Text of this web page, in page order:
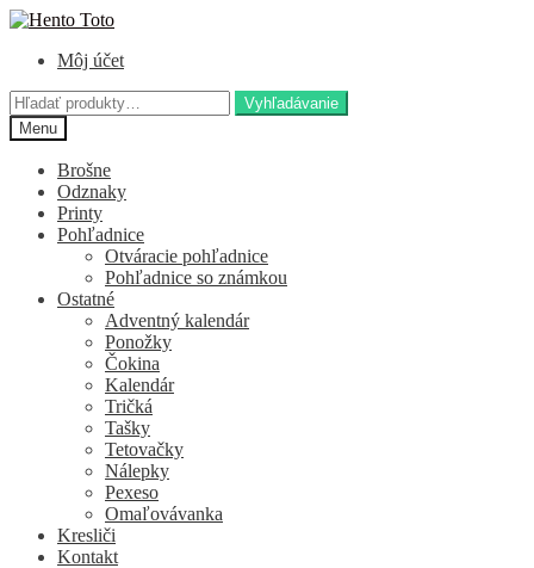
Preskočiť
navigáciu
Preskočiť
obsah
Môj účet
Hľadať:
Vyhľadávanie
Menu
Brošne
Odznaky
Printy
Pohľadnice
Otváracie pohľadnice
Pohľadnice so známkou
Ostatné
Adventný kalendár
Ponožky
Čokina
Kalendár
Tričká
Tašky
Tetovačky
Nálepky
Pexeso
Omaľovávanka
Kresliči
Kontakt